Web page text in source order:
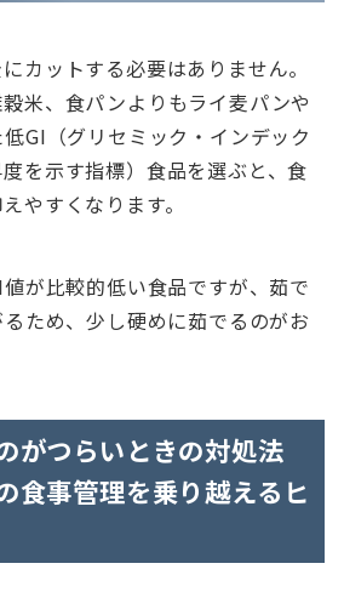
カットする必要はありません。
米、食パンよりもライ麦パンや
GI（グリセミック・インデック
を示す指標）食品を選ぶと、食
やすくなります。
が比較的低い食品ですが、茹で
ため、少し硬めに茹でるのがお
がつらいときの対処法
食事管理を乗り越えるヒ